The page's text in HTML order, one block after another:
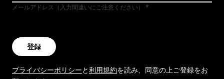
メールアドレス（入力間違いにご注意ください）
登録
プライバシーポリシーと利用規約を読み、同意の上ご登録をお